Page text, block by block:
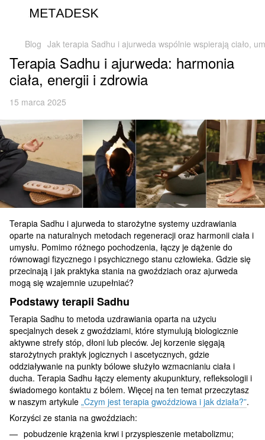
Blog Jak terapia Sadhu i ajurweda wspólnie wspierają ciało,
Terapia Sadhu i ajurweda: harmonia
ciała, energii i zdrowia
15 marca 2025
Terapia Sadhu i ajurweda to starożytne systemy uzdrawiania
oparte na naturalnych metodach regeneracji oraz harmonii ciała i
umysłu. Pomimo różnego pochodzenia, łączy je dążenie do
równowagi fizycznego i psychicznego stanu człowieka. Gdzie się
przecinają i jak praktyka stania na gwoździach oraz ajurweda
mogą się wzajemnie uzupełniać?
Podstawy terapii Sadhu
Terapia Sadhu to metoda uzdrawiania oparta na użyciu
specjalnych desek z gwoździami, które stymulują biologicznie
aktywne strefy stóp, dłoni lub pleców. Jej korzenie sięgają
starożytnych praktyk jogicznych i ascetycznych, gdzie
oddziaływanie na punkty bólowe służyło wzmacnianiu ciała i
ducha. Terapia Sadhu łączy elementy akupunktury, refleksologii i
świadomego kontaktu z bólem. Więcej na ten temat przeczytasz
w naszym artykule „Czym jest terapia gwoździowa i jak działa?”.
Korzyści ze stania na gwoździach:
pobudzenie krążenia krwi i przyspieszenie metabolizmu;